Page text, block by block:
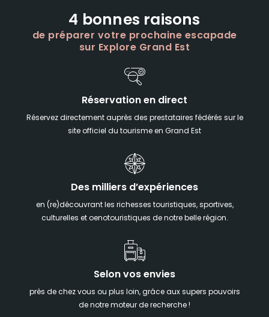
4 bonnes raisons
de préparer votre prochaine escapade
sur Explore Grand Est
Réservation en direct
Réservez directement auprès des prestataires fédérés sur le
site officiel du tourisme en Grand Est
Des milliers d’expériences
en (re)découvrant les richesses touristiques, sportives,
culturelles et oenotouristiques de notre belle région.
Selon vos envies
près de chez vous ou plus loin, grâce aux supers pouvoirs
de notre moteur de recherche !